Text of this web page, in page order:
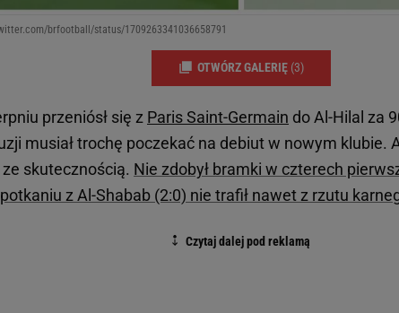
brfootball/status/1709263341036658791
OTWÓRZ GALERIĘ (3)
przeniósł się z Paris Saint-Germain do Al-Hilal za
musiał trochę poczekać na debiut w nowym klubie.
skutecznością. Nie zdobył bramki w czterech
z Al-Shabab (2:0) nie trafił nawet z rzutu